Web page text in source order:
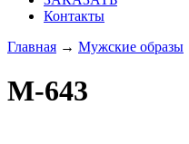
Контакты
Главная → Мужские образы
M-643